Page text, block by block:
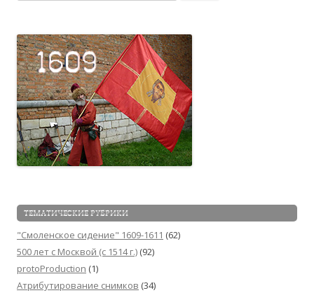
ТЕМАТИЧЕСКИЕ РУБРИКИ
"Смоленское сидение" 1609-1611 (62)
500 лет с Москвой (c 1514 г.) (92)
protoProduction (1)
Атрибутирование снимков (34)